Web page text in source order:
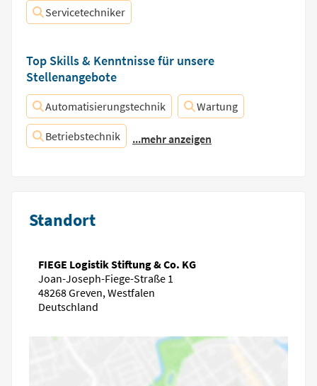
Servicetechniker
Top Skills & Kenntnisse für unsere
Stellenangebote
Automatisierungstechnik Wartung
Betriebstechnik ...mehr anzeigen
Standort
FIEGE Logistik Stiftung & Co. KG
Joan-Joseph-Fiege-Straße 1
48268 Greven, Westfalen
Deutschland